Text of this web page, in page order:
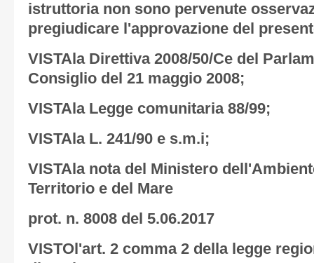
istruttoria non sono pervenute
pregiudicare l'approvazione del
VISTAla Direttiva 2008/50/Ce del
Consiglio del 21 maggio 2008;
VISTAla Legge comunitaria 88/99;
VISTAla L. 241/90 e s.m.i;
VISTAla nota del Ministero
Territorio e del Mare
prot. n. 8008 del 5.06.2017
VISTOl'art. 2 comma 2 della legge